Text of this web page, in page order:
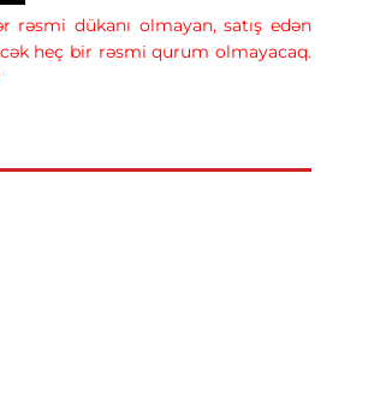
rəsmi dükanı olmayan, satış edən
heç bir rəsmi qurum olmayacaq.